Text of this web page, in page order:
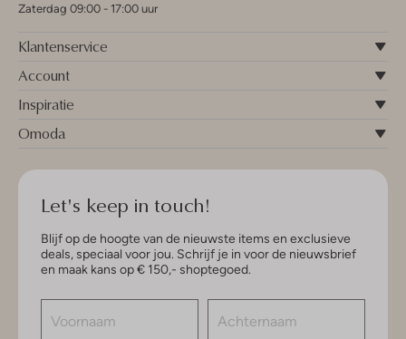
Zaterdag 09:00 - 17:00 uur
Klantenservice
Account
Inspiratie
Omoda
Let's keep in touch!
Blijf op de hoogte van de nieuwste items en exclusieve
deals, speciaal voor jou. Schrijf je in voor de nieuwsbrief
en maak kans op € 150,- shoptegoed.